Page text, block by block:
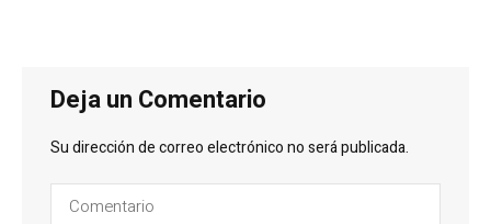
Deja un Comentario
Su dirección de correo electrónico no será publicada.